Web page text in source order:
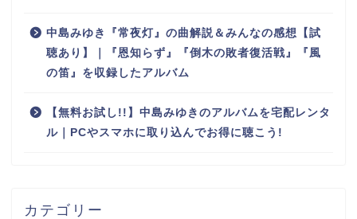
中島みゆき『常夜灯』の曲解説＆みんなの感想【試
聴あり】｜『恩知らず』『倒木の敗者復活戦』『風
の笛』を収録したアルバム
【無料お試し!!】中島みゆきのアルバムを宅配レンタ
ル｜PCやスマホに取り込んでお得に聴こう!
カテゴリー